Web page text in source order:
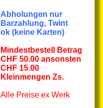
Abholungen nur
Barzahlung, Twint
ok (keine Karten)
Mindestbestell Betrag
CHF 50.00 ansonsten
CHF 15.00
Kleinmengen Zs.
Alle Preise ex Werk